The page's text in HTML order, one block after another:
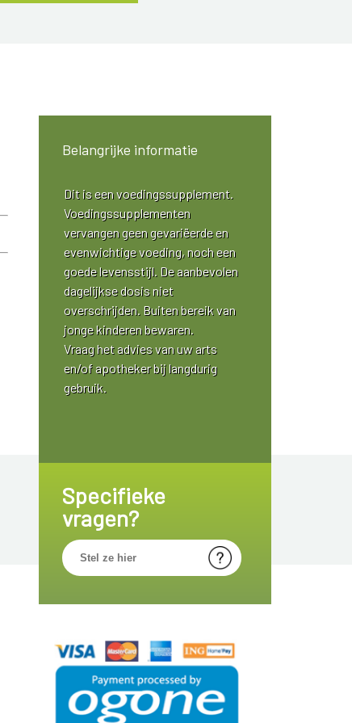
Belangrijke informatie
Dit is een voedingssupplement.
Voedingssupplementen
vervangen geen gevariëerde en
evenwichtige voeding, noch een
goede levensstijl. De aanbevolen
dagelijkse dosis niet
overschrijden. Buiten bereik van
jonge kinderen bewaren.
Vraag het advies van uw arts
en/of apotheker bij langdurig
gebruik.
Specifieke
vragen?